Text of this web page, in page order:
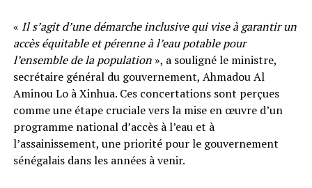
« Il s’agit d’une démarche inclusive qui vise à garantir un
accès équitable et pérenne à l’eau potable pour
l’ensemble de la population», a souligné le ministre,
secrétaire général du gouvernement, Ahmadou Al
Aminou Lo à Xinhua. Ces concertations sont perçues
comme une étape cruciale vers la mise en œuvre d’un
programme national d’accès à l’eau et à
l’assainissement, une priorité pour le gouvernement
sénégalais dans les années à venir.